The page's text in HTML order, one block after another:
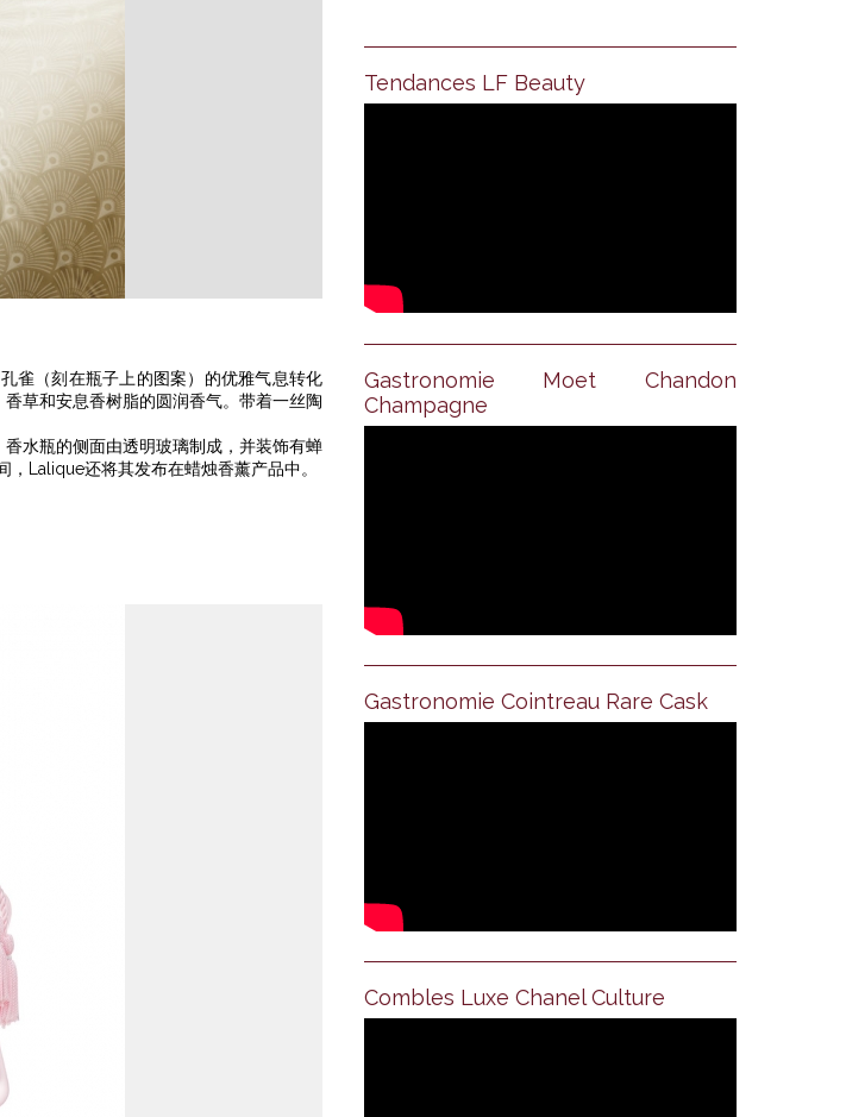
雀（刻在瓶子上的图案）的优雅气息转化
草和安息香树脂的圆润香气。带着一丝陶
水瓶的侧面由透明玻璃制成，并装饰有蝉
Lalique还将其发布在蜡烛香薰产品中。
Tendances LF Beauty
Gastronomie Moet Chandon
Champagne
Gastronomie Cointreau Rare Cask
Combles Luxe Chanel Culture